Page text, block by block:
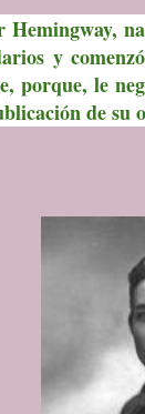
y
porque, le
de su